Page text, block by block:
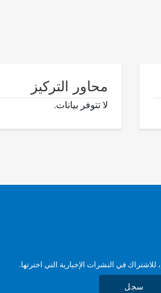
محاور التركيز
لا تتوفر بيانات.
في النشرات الإخبارية التي اخترتها.
سجل